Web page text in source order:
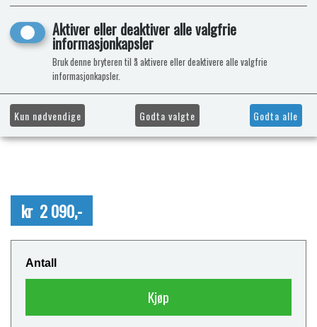
kr 2 090,-
Antall
Kjøp
Aktiver eller deaktiver alle valgfrie
informasjonkapsler
Bruk denne bryteren til å aktivere eller deaktivere alle valgfrie
informasjonkapsler.
Kun nødvendige Godta valgte Godta alle